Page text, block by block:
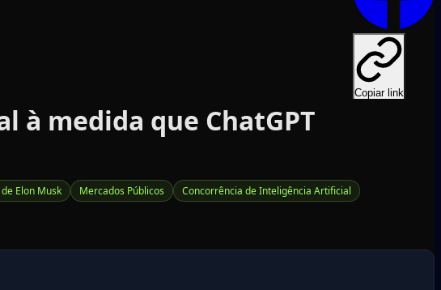
Copiar link
à medida que ChatGPT
Elon Musk Mercados Públicos
Concorrência de Inteligência Artificial